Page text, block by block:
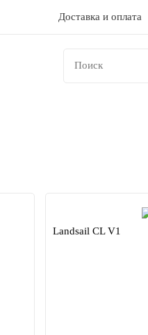
Доставка и оплата
Landsail CL V1